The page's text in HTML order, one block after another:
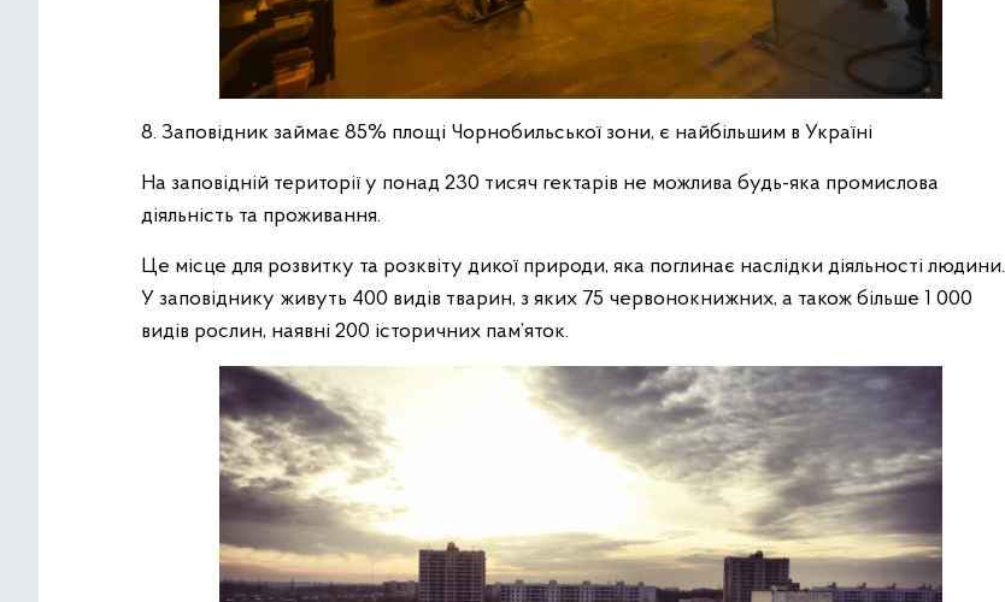
8. Заповідник займає 85% площі Чорнобильської зони, є найбільшим в Україні
На заповідній території у понад 230 тисяч гектарів не можлива будь-яка промислова
діяльність та проживання.
Це місце для розвитку та розквіту дикої природи, яка поглинає наслідки діяльності людини.
У заповіднику живуть 400 видів тварин, з яких 75 червонокнижних, а також більше 1 000
видів рослин, наявні 200 історичних пам’яток.